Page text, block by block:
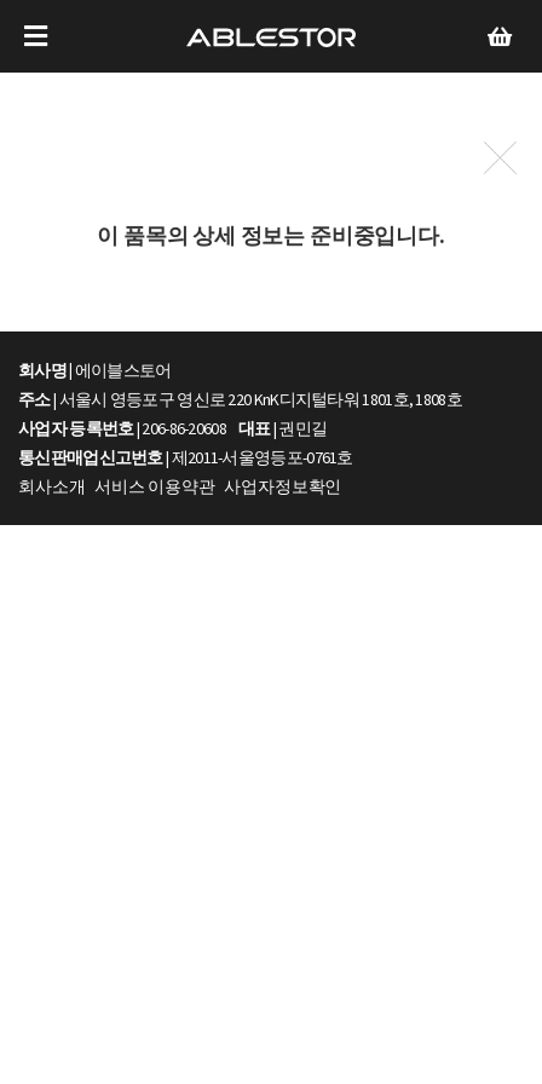
이 품목의 상세 정보는 준비중입니다.
회사명 |에이블스토어
주소| 서울시 영등포구 영신로 220 KnK디지털타워 1801호, 1808호
사업자 등록번호| 206-86-20608 대표| 권민길
통신판매업신고번호| 제2011-서울영등포-0761호
회사소개 서비스 이용약관 사업자정보확인